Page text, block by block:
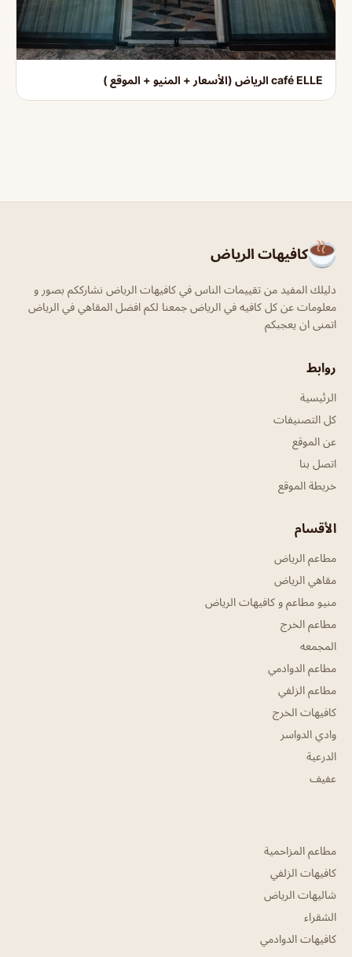
café ELLE الرياض (الأسعار + المنيو + الموقع )
كافيهات الرياض
دليلك المفيد من تقييمات الناس في كافيهات الرياض نشارككم بصور و
معلومات عن كل كافيه في الرياض جمعنا لكم افضل المقاهي في الرياض
اتمنى ان يعجبكم
روابط
الرئيسية
كل التصنيفات
عن الموقع
اتصل بنا
خريطة الموقع
الأقسام
مطاعم الرياض
مقاهي الرياض
منيو مطاعم و كافيهات الرياض
مطاعم الخرج
المجمعه
مطاعم الدوادمي
مطاعم الزلفي
كافيهات الخرج
وادي الدواسر
الدرعية
عفيف
مطاعم المزاحمية
كافيهات الزلفي
شاليهات الرياض
الشقراء
كافيهات الدوادمي